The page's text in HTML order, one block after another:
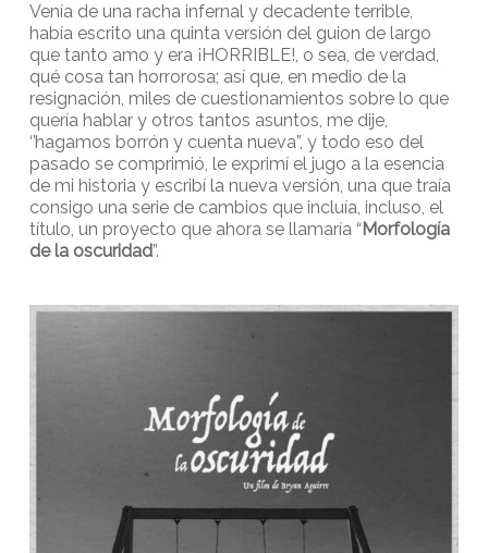
Venía de una racha infernal y decadente terrible,
había escrito una quinta versión del guion de largo
que tanto amo y era ¡HORRIBLE!, o sea, de verdad,
qué cosa tan horrorosa; así que, en medio de la
resignación, miles de cuestionamientos sobre lo que
quería hablar y otros tantos asuntos, me dije,
‘’hagamos borrón y cuenta nueva”, y todo eso del
pasado se comprimió, le exprimí el jugo a la esencia
de mi historia y escribí la nueva versión, una que traía
consigo una serie de cambios que incluía, incluso, el
título, un proyecto que ahora se llamaría “ Morfología
de la oscuridad”.